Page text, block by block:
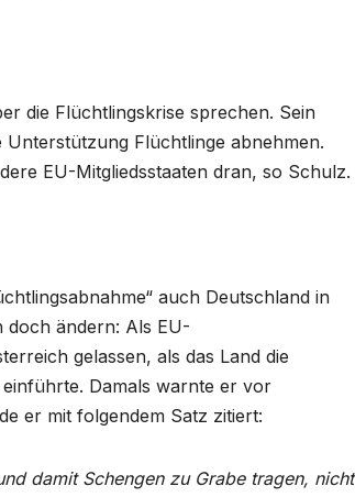
die Flüchtlingskrise sprechen. Sein
Flüchtlinge abnehmen.
EU-Mitgliedsstaaten dran, so Schulz.
auch Deutschland in
doch ändern: Als EU-
gelassen, als das Land die
Damals warnte er vor
er mit folgendem Satz zitiert:
damit Schengen zu Grabe tragen, nicht